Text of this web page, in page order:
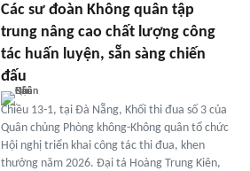
Các sư đoàn Không quân tập
trung nâng cao chất lượng công
tác huấn luyện, sẵn sàng chiến
đấu
Chiều 13-1, tại Đà Nẵng, Khối thi đua số 3 của
Quân chủng Phòng không-Không quân tổ chức
Hội nghị triển khai công tác thi đua, khen
thưởng năm 2026. Đại tá Hoàng Trung Kiên,